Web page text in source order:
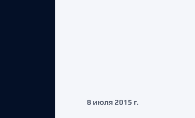
8 июля 2015 г.